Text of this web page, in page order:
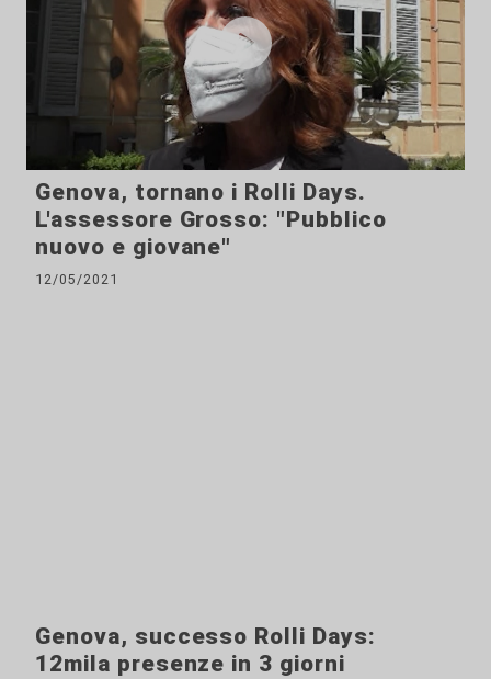
Genova, tornano i Rolli Days.
L'assessore Grosso: "Pubblico
nuovo e giovane"
12/05/2021
Genova, successo Rolli Days:
12mila presenze in 3 giorni